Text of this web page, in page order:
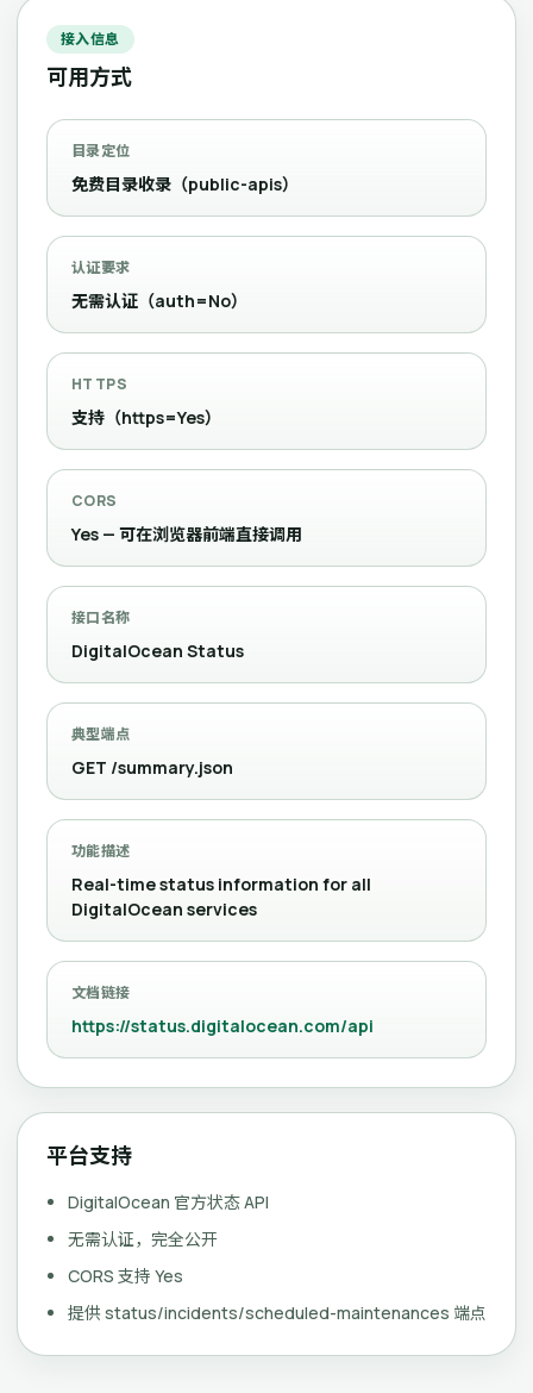
接入信息
可用方式
目录定位
免费目录收录（public-apis）
认证要求
无需认证（auth=No）
HTTPS
支持（https=Yes）
CORS
Yes — 可在浏览器前端直接调用
接口名称
DigitalOcean Status
典型端点
GET /summary.json
功能描述
Real-time status information for all
DigitalOcean services
文档链接
https://status.digitalocean.com/api
平台支持
DigitalOcean 官方状态 API
无需认证，完全公开
CORS 支持 Yes
提供 status/incidents/scheduled-maintenances 端点